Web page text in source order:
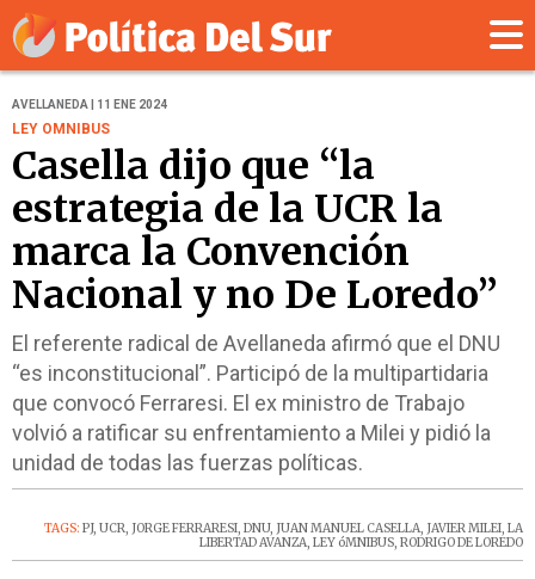
AVELLANEDA | 11 ENE 2024
LEY OMNIBUS
Casella dijo que “la
estrategia de la UCR la
marca la Convención
Nacional y no De Loredo”
El referente radical de Avellaneda afirmó que el DNU
“es inconstitucional”. Participó de la multipartidaria
que convocó Ferraresi. El ex ministro de Trabajo
volvió a ratificar su enfrentamiento a Milei y pidió la
unidad de todas las fuerzas políticas.
TAGS: PJ, UCR, JORGE FERRARESI, DNU, JUAN MANUEL CASELLA, JAVIER MILEI, LA
LIBERTAD AVANZA, LEY óMNIBUS, RODRIGO DE LOREDO